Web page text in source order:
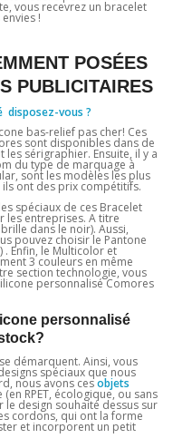
vous recevrez un bracelet
!
POSÉES
PUBLICITAIRES
disposez-vous ?
bas-relief pas cher! Ces
sont disponibles dans de
sérigraphier. Ensuite, il y a
du type de marquage à
sont les modèles les plus
ils ont des prix compétitifs.
spéciaux de ces Bracelet
les entreprises. A titre
dans le noir). Aussi,
pouvez choisir le Pantone
Enfin, le Multicolor et
3 couleurs en même
section technologie, vous
personnalisé Comores
personnalisé
démarquent. Ainsi, vous
spéciaux que nous
nous avons cesobjets
RPET, écologique, ou sans
le design souhaité dessus sur
cordons, qui ont la forme
et incorporent un petit